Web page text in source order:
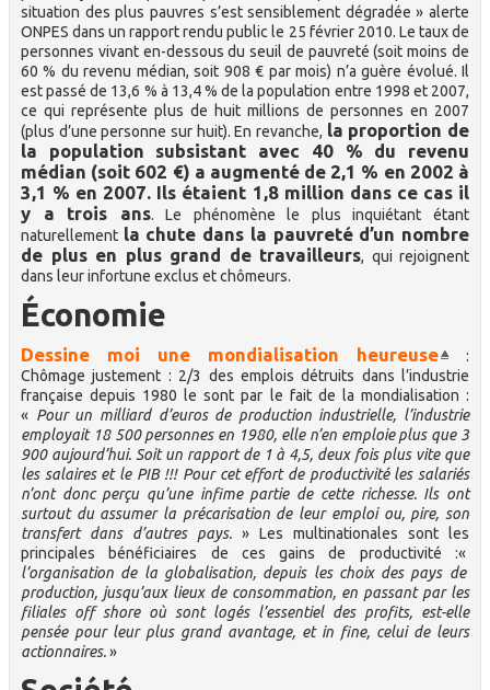
situation des plus pauvres s’est sensiblement dégradée » alerte
ONPES dans un rapport rendu public le 25 février 2010. Le taux de
personnes vivant en-dessous du seuil de pauvreté (soit moins de
60 % du revenu médian, soit 908 € par mois) n’a guère évolué. Il
est passé de 13,6 % à 13,4 % de la population entre 1998 et 2007,
ce qui représente plus de huit millions de personnes en 2007
(plus d’une personne sur huit). En revanche, la proportion de
la population subsistant avec 40 % du revenu
médian (soit 602 €) a augmenté de 2,1 % en 2002 à
3,1 % en 2007. Ils étaient 1,8 million dans ce cas il
y a trois ans. Le phénomène le plus inquiétant étant
naturellement la chute dans la pauvreté d’un nombre
de plus en plus grand de travailleurs, qui rejoignent
dans leur infortune exclus et chômeurs.
Économie
Dessine moi une mondialisation heureuse
:
Chômage justement : 2/3 des emplois détruits dans l’industrie
française depuis 1980 le sont par le fait de la mondialisation :
« Pour un milliard d’euros de production industrielle, l’industrie
employait 18 500 personnes en 1980, elle n’en emploie plus que 3
900 aujourd’hui. Soit un rapport de 1 à 4,5, deux fois plus vite que
les salaires et le PIB !!! Pour cet effort de productivité les salariés
n’ont donc perçu qu’une infime partie de cette richesse. Ils ont
surtout du assumer la précarisation de leur emploi ou, pire, son
transfert dans d’autres pays. » Les multinationales sont les
principales bénéficiaires de ces gains de productivité :«
l’organisation de la globalisation, depuis les choix des pays de
production, jusqu’aux lieux de consommation, en passant par les
filiales off shore où sont logés l’essentiel des profits, est-elle
pensée pour leur plus grand avantage, et in fine, celui de leurs
actionnaires.»